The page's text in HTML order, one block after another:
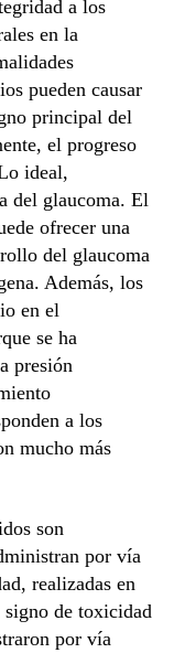
a los
en la
pueden causar
principal del
el progreso
ideal,
del glaucoma. El
ofrecer una
del glaucoma
Además, los
en el
se ha
presión
a los
mucho más
son
por vía
realizadas en
signo de toxicidad
por vía